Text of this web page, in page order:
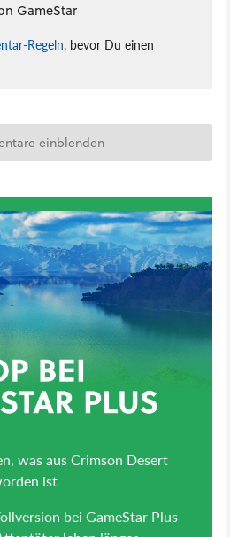
GameStar
Regeln, bevor Du einen
einblenden